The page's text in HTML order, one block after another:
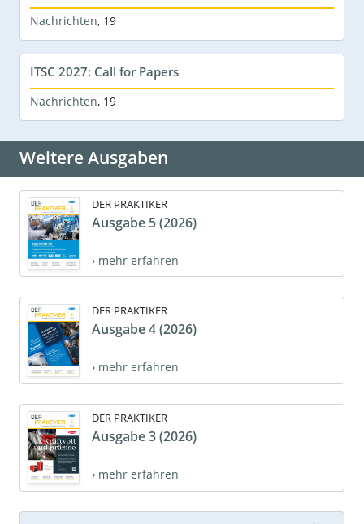
Nachrichten, 19
ITSC 2027: Call for Papers
Nachrichten, 19
Weitere Ausgaben
DER PRAKTIKER
Ausgabe 5 (2026)
› mehr erfahren
DER PRAKTIKER
Ausgabe 4 (2026)
› mehr erfahren
DER PRAKTIKER
Ausgabe 3 (2026)
› mehr erfahren